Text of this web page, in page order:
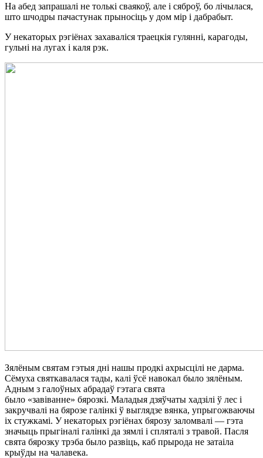
На абед запрашалі не толькі сваякоў, але і сяброў, бо лічылася,
што шчодры пачастунак прыносіць у дом мір і дабрабыт.
У некаторых рэгіёнах захаваліся траецкія гулянні, карагоды,
гульні на лугах і каля рэк.
Зялёным святам гэтыя дні нашы продкі ахрысцілі не дарма.
Сёмуха святкавалася тады, калі ўсё навокал было зялёным.
Адным з галоўных абрадаў гэтага свята
было «завіванне» бярозкі. Маладыя дзяўчаты хадзілі ў лес і
закручвалі на бярозе галінкі ў выглядзе вянка, упрыгожваючы
іх стужкамі. У некаторых рэгіёнах бярозу заломвалі — гэта
значыць прыгіналі галінкі да зямлі і спляталі з травой. Пасля
свята бярозку трэба было развіць, каб прырода не затаіла
крыўды на чалавека.